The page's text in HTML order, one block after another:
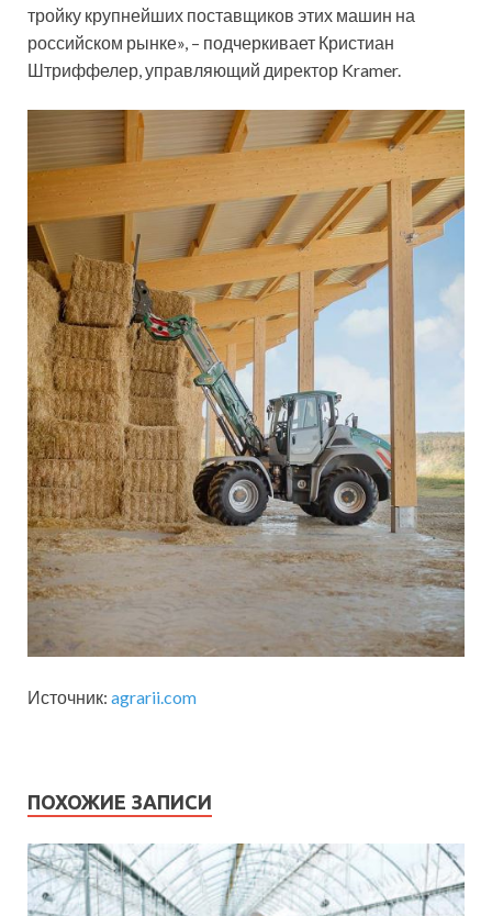
тройку крупнейших поставщиков этих машин на
российском рынке», – подчеркивает Кристиан
Штриффелер, управляющий директор Kramer.
Источник: agrarii.com
ПОХОЖИЕ ЗАПИСИ